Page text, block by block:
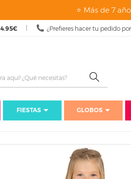
⭐ Más de 7
4.95€ ¿Prefieres hacer tu pedido
FIESTAS GLOBOS
Inicio